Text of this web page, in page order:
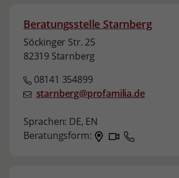
Beratungsstelle Starnberg
Söckinger Str. 25
82319 Starnberg
08141 354899
starnberg@profamilia.de
Sprachen: DE, EN
Beratungsform: